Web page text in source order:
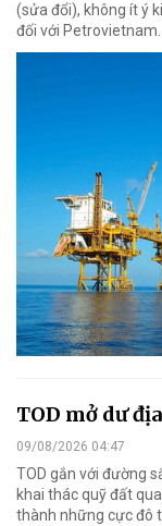
(sửa đổi), không ít ý
đối với Petrovietnam.
TOD mở dư
09/08/2026 04:47
TOD gắn với đường
khai thác quỹ đất
thành những cực đô